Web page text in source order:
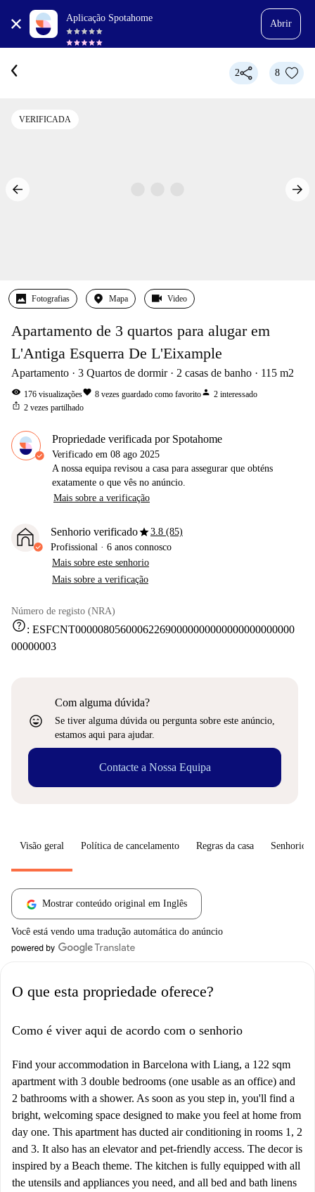
Aplicação Spotahome
Abrir
2 8
VERIFICADA
Fotografias Mapa Video
Apartamento de 3 quartos para alugar em
L'Antiga Esquerra De L'Eixample
Apartamento 3 Quartos de dormir 2 casas de banho 115 m2
visibility 176 visualizaçõesfavorite 8 vezes guardado como favoritoperson 2 interessado
ios_share 2 vezes partilhado
Propriedade verificada por Spotahome
Verificado em 08 ago 2025
A nossa equipa revisou a casa para assegurar que obténs
exatamente o que vês no anúncio.
Mais sobre a verificação
Senhorio verificadostar3.8 (85)
Profissional · 6 anos connosco
Mais sobre este senhorio
Mais sobre a verificação
Número de registo (NRA)
help: ESFCNT000008056000622690000000000000000000000
00000003
sentiment_very_satisfied
Com alguma dúvida?
Se tiver alguma dúvida ou pergunta sobre este anúncio,
estamos aqui para ajudar.
Contacte a Nossa Equipa
Visão geral Política de cancelamento Regras da casa Senhorio
Mostrar conteúdo original em Inglês
Você está vendo uma tradução automática do anúncio
O que esta propriedade oferece?
Como é viver aqui de acordo com o senhorio
Find your accommodation in Barcelona with Liang, a 122 sqm
apartment with 3 double bedrooms (one usable as an office) and
2 bathrooms with a shower. As soon as you step in, you'll find a
bright, welcoming space designed to make you feel at home from
day one. This apartment has ducted air conditioning in rooms 1, 2
and 3. It also has an elevator and pet-friendly access. The decor is
inspired by a Beach theme. The kitchen is fully equipped with all
the utensils and appliances you need, and all bed and bath linens